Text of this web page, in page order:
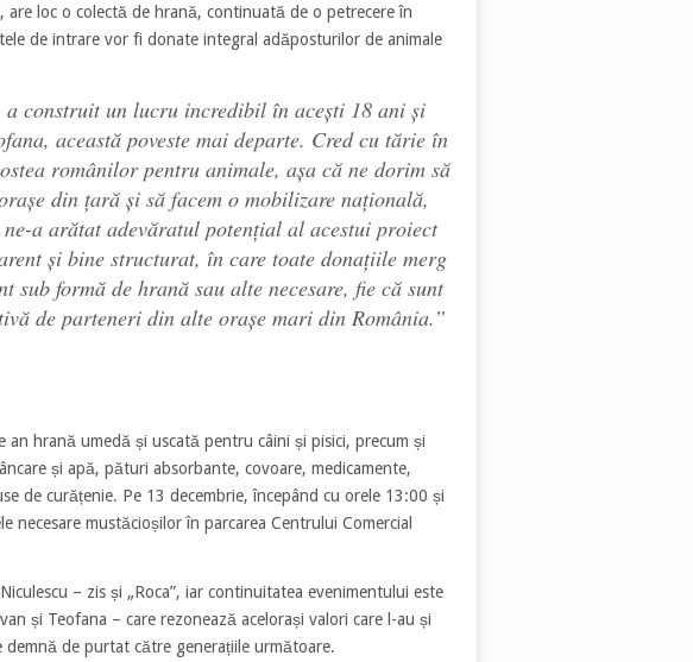
are loc o colectă de hrană, continuată de o petrecere în
de intrare vor fi donate integral adăposturilor de animale
a construit un lucru incredibil în acești 18 ani și
această poveste mai departe. Cred cu tărie în
românilor pentru animale, așa că ne dorim să
din țară și să facem o mobilizare națională,
a arătat adevăratul potențial al acestui proiect
și bine structurat, în care toate donațiile merg
sub formă de hrană sau alte necesare, fie că sunt
de parteneri din alte orașe mari din România.”
an hrană umedă și uscată pentru câini și pisici, precum și
și apă, pături absorbante, covoare, medicamente,
de curățenie. Pe 13 decembrie, începând cu orele 13:00 și
necesare mustăcioșilor în parcarea Centrului Comercial
– zis și „Roca”, iar continuitatea evenimentului este
și Teofana – care rezonează acelorași valori care l-au și
de purtat către generațiile următoare.